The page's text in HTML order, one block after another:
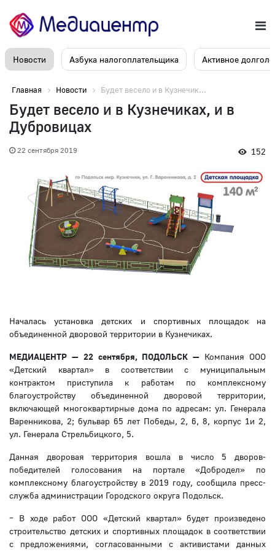
Новости Азбука налогоплательщика Активное
Главная Новости Будет весело и в Кузнечик...
Будет весело и в Кузнечиках, и в
Дубровицах
22 сентября 2019 152
Началась установка детских и спортивных площадок на
объединенной дворовой территории в Кузнечиках.
МЕДИАЦЕНТР — 22 сентября, ПОДОЛЬСК — Компания ООО
«Детский квартал» в соответствии с муниципальным
контрактом приступила к работам по комплексному
благоустройству объединенной дворовой территории,
включающей многоквартирные дома по адресам: ул. Генерала
Варенникова, 2; бульвар 65 лет Победы, 2, 6, 8, корпус 1и 2,
ул. Генерала Стрельбицкого, 5.
Данная дворовая территория вошла в число 5 дворов-
победителей голосования на портале «Добродел» по
комплексному благоустройству в 2019 году, сообщила пресс-
служба администрации Городского округа Подольск.
– В ходе работ ООО «Детский квартал» будет произведено
строительство детских и спортивных площадок в соответствии
с предложениями, согласованными с активистами данных